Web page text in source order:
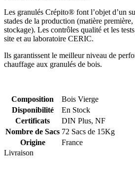
Les granulés Crépito® font l’objet d’un
stades de la production (matière
stockage). Les contrôles qualité et les
site et au laboratoire CERIC.
Ils garantissent le meilleur niveau de
chauffage aux granulés de bois.
Composition
Bois Vierge
Disponibilité
En Stock
Certificats
DIN Plus, NF
Nombre de Sacs 72 Sacs de 15Kg
Origine
France
Livraison